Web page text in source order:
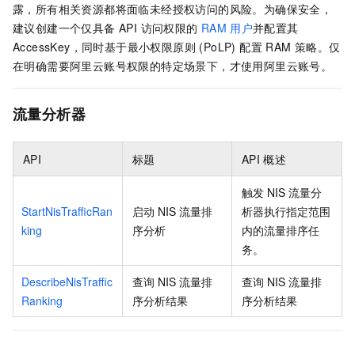
露，所有相关资源都将面临未经授权访问的风险。为确保安全，
建议创建一个仅具备 API 访问权限的 RAM 用户并配置其
AccessKey，同时基于最小权限原则 (PoLP) 配置 RAM 策略。仅
在明确需要阿里云账号权限的特定场景下，才使用阿里云账号。
流量分析器
API 标题 API 概述
StartNisTrafficRan
king
启动 NIS 流量排
序分析
触发 NIS 流量分
析器执行指定范围
内的流量排序任
务。
DescribeNisTraffic
Ranking
查询 NIS 流量排
序分析结果
查询 NIS 流量排
序分析结果